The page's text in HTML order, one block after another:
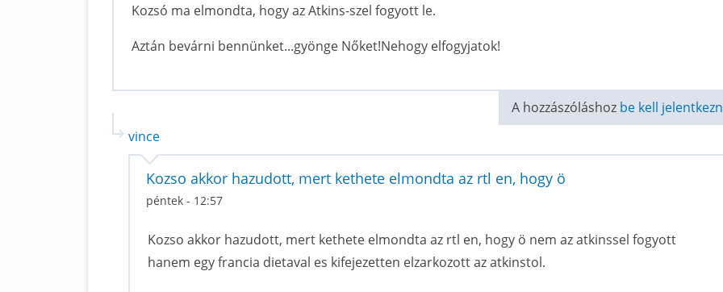
Kozsó ma elmondta, hogy az Atkins-szel fogyott le.
Aztán bevárni bennünket...gyönge Nőket!Nehogy elfogyjatok!
A hozzászóláshoz be kell
vince
Kozso akkor hazudott, mert kethete elmondta az rtl en, hogy ö
péntek - 12:57
Kozso akkor hazudott, mert kethete elmondta az rtl en, hogy ö nem az atkinssel fogyott
hanem egy francia dietaval es kifejezetten elzarkozott az atkinstol.